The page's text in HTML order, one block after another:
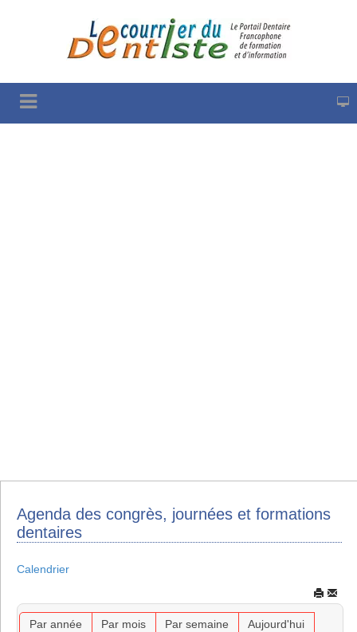
Agenda des congrès, journées et formations
dentaires
Calendrier
Par année Par mois Par semaine
Aujourd'hui